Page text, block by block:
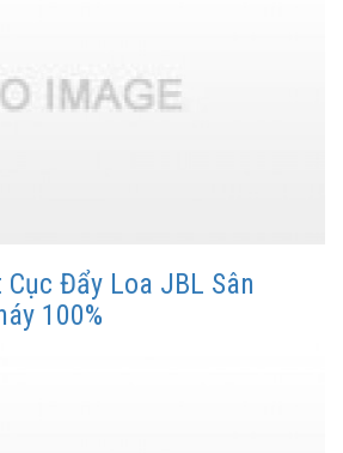
Đẩy Loa JBL Sân
100%